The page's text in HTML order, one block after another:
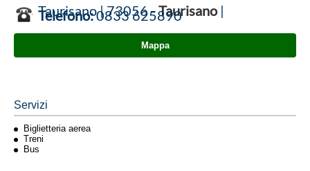
Taurisano | 73056 -Taurisano|
Telefono:0833 625890
Mappa
Servizi
Biglietteria aerea
Treni
Bus